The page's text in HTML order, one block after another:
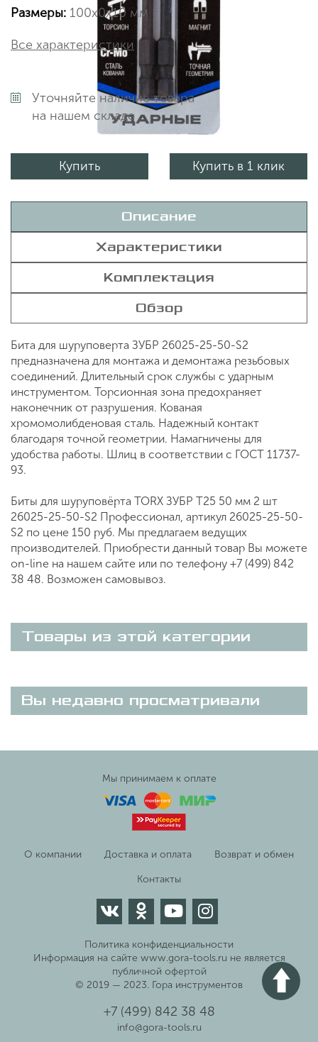
Размеры: 100х0х10 мм
Все характеристики
Уточняйте наличие товара
на нашем складе
Купить Купить в 1 клик
Описание
Характеристики
Комплектация
Обзор
Бита для шуруповерта ЗУБР 26025-25-50-S2
предназначена для монтажа и демонтажа резьбовых
соединений. Длительный срок службы с ударным
инструментом. Торсионная зона предохраняет
наконечник от разрушения. Кованая
хромомолибденовая сталь. Надежный контакт
благодаря точной геометрии. Намагничены для
удобства работы. Шлиц в соответствии с ГОСТ 11737-
93.
Биты для шуруповёрта TORX ЗУБР T25 50 мм 2 шт
26025-25-50-S2 Профессионал, артикул 26025-25-50-
S2 по цене 150 руб. Мы предлагаем ведущих
производителей. Приобрести данный товар Вы можете
on-line на нашем сайте или по телефону +7 (499) 842
38 48. Возможен самовывоз.
Товары из этой категории
Вы недавно просматривали
Мы принимаем к оплате
О компании Доставка и оплата Возврат и обмен
Контакты
Политика конфиденциальности
Информация на сайте www.gora-tools.ru не является
публичной офертой
© 2019 — 2023. Гора инструментов
+7 (499) 842 38 48
info@gora-tools.ru